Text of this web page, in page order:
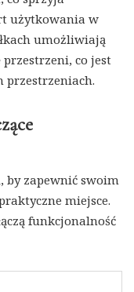
użytkowania w
umożliwiają
co jest
przestrzeniach.
by zapewnić swoim
miejsce.
funkcjonalność